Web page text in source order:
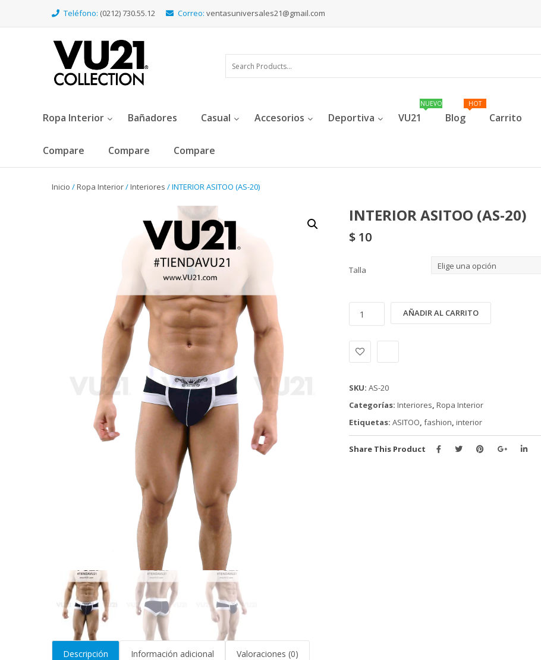
Teléfono: (0212) 730.55.12 Correo: ventasuniversales21@gmail.com
Ropa Interior Bañadores Casual Accesorios Deportiva VU21 Blog Carrito
Compare Compare Compare
Inicio /Ropa Interior/Interiores / INTERIOR ASITOO (AS-20)
INTERIOR ASITOO (AS-20)
$ 10
Talla
ASITOO
20)
cantidad
AÑADIR AL CARRITO
SKU: AS-20
Categorías: Interiores, Ropa Interior
Etiquetas: ASITOO, fashion, interior
Share This Product
Descripción Información adicional Valoraciones (0)